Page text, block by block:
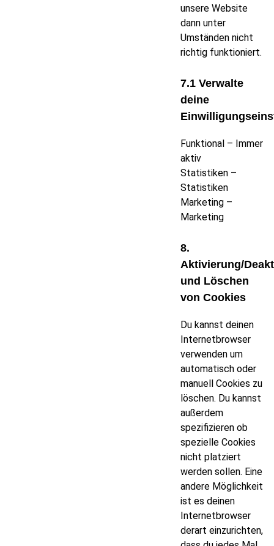
unsere Website
dann unter
Umständen nicht
richtig funktioniert.
7.1 Verwalte
deine
Funktional – Immer
aktiv
Statistiken –
Statistiken
Marketing –
Marketing
8.
Aktivierung/
und Löschen
von Cookies
Du kannst deinen
Internetbrowser
verwenden um
automatisch oder
manuell Cookies zu
löschen. Du kannst
außerdem
spezifizieren ob
spezielle Cookies
nicht platziert
werden sollen. Eine
andere Möglichkeit
ist es deinen
Internetbrowser
derart einzurichten,